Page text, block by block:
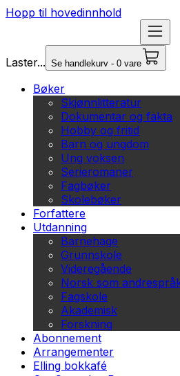
Hopp til hovedinnhold
Laster... Se handlekurv - 0 vare
Bøker
Skjønnlitteratur
Dokumentar og fakta
Hobby og fritid
Barn og ungdom
Ung voksen
Serieromaner
Fagbøker
Skolebøker
Forfattere
Utdanning
Barnehage
Grunnskole
Videregående
Norsk som
Fagskole
Akademisk
Forskning
Abonnement
Arrangementer
Elling bokkafé